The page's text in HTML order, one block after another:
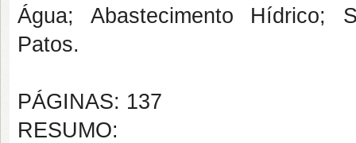
Água; Abastecimento Hídrico;
Patos.
PÁGINAS: 137
RESUMO: